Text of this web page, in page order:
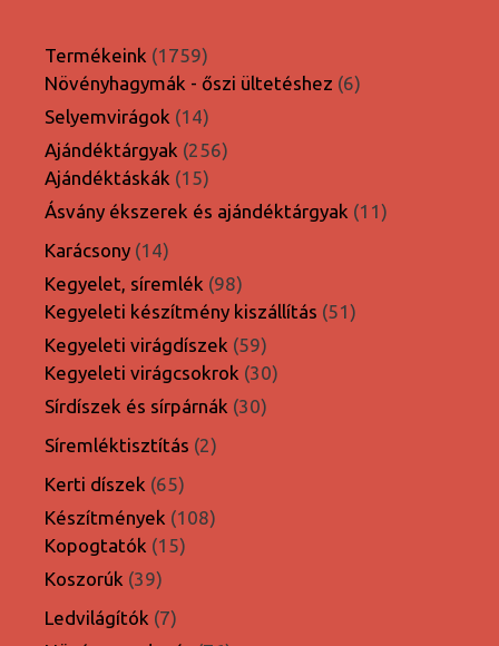
Termékeink 17591759
termék
Növényhagymák - őszi ültetéshez 66
Selyemvirágok 1414
termék
Ajándéktárgyak 256256
Ajándéktáskák 1515
termék
Ásvány ékszerek és ajándéktárgyak 1111
Karácsony 1414
termék
Kegyelet, síremlék 9898
termék
Kegyeleti készítmény kiszállítás 5151
Kegyeleti virágdíszek 5959
termék
Kegyeleti virágcsokrok 3030
Sírdíszek és sírpárnák 3030
Síremléktisztítás 22
Kerti díszek 6565
termék
Készítmények 108108
Kopogtatók 1515
Koszorúk 3939
termék
Ledvilágítók 77